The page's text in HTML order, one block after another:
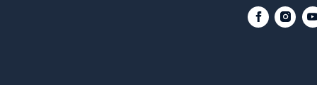
Facebook